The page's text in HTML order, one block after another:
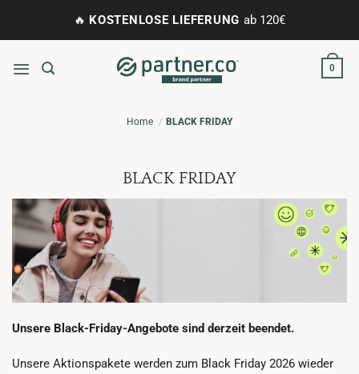
🔥 KOSTENLOSE LIEFERUNG ab 120€
0
Home BLACK FRIDAY
BLACK FRIDAY
Unsere Black-Friday-Angebote sind derzeit beendet.
Unsere Aktionspakete werden zum Black Friday 2026 wieder